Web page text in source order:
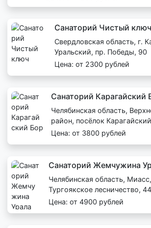
Санаторий Чистый ключ
Свердловская область, г.
Уральский, пр. Победы, 90
Цена: от 2300 рублей
Санаторий Карагайский
Челябинская область,
район, посёлок Карагайский
Цена: от 3800 рублей
Санаторий Жемчужина
Челябинская область,
Тургоякское лесничество,
Цена: от 4900 рублей